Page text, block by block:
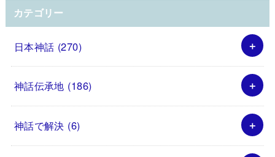
カテゴリー
日本神話 (270)
神話伝承地 (186)
神話で解決 (6)